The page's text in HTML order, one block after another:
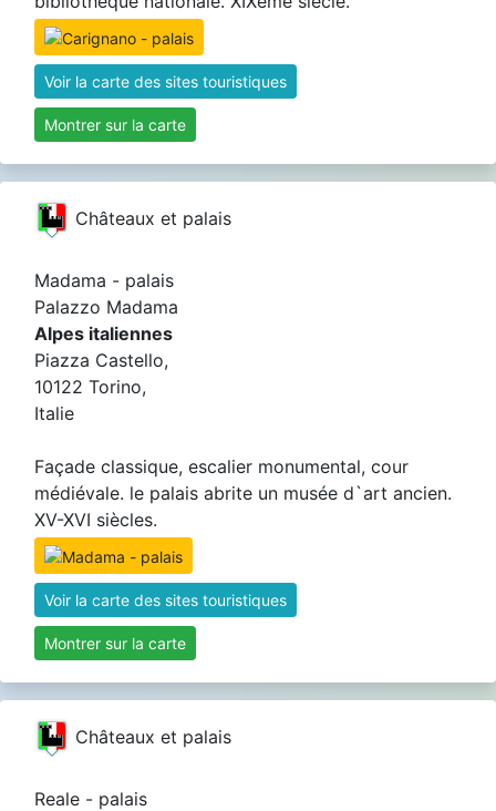
Voir la carte des sites touristiques
Montrer sur la carte
Châteaux et palais
Madama - palais
Palazzo Madama
Alpes italiennes
Piazza Castello,
10122 Torino,
Italie
Façade classique, escalier monumental, cour
médiévale. le palais abrite un musée d`art ancien.
XV-XVI siècles.
Voir la carte des sites touristiques
Montrer sur la carte
Châteaux et palais
Reale - palais